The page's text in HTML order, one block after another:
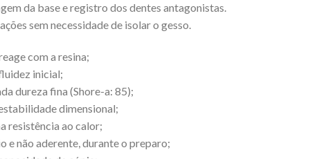
da base e registro dos dentes antagonistas.
sem necessidade de isolar o gesso.
com a resina;
inicial;
dureza fina (Shore-a: 85);
dimensional;
resistência ao calor;
e não aderente, durante o preparo;